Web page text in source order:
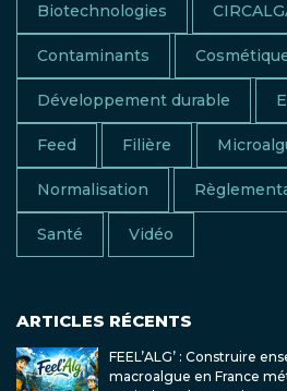
Biotechnologies
Contaminants
Développement durable
Feed Filière
Normalisation
Santé Vidéo
ARTICLES RÉCENTS
FEEL’ALG’ : Construire
macroalgue en France